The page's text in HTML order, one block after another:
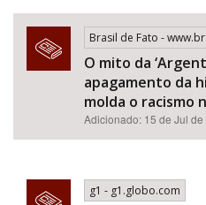
Brasil de Fato -
O mito da
apagamento da
molda o racismo
Adicionado: 15 de Jul
g1 - g1.globo.com